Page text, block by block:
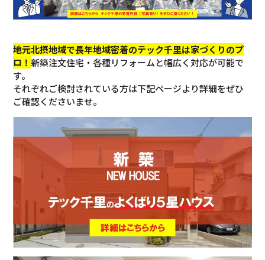
地元北摂地域で長年地域密着のテック千里は家づくりのプ
ロ！新築注文住宅・各種リフォームと幅広く対応が可能で
す。
それぞれご検討されている方は下記ページより詳細をぜひ
ご確認くださいませ。